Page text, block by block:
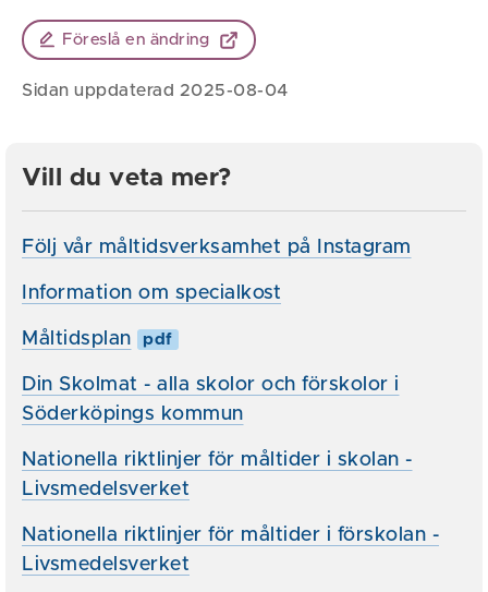
Föreslå en ändring
Sidan uppdaterad 2025-08-04
Vill du veta mer?
Följ vår måltidsverksamhet på Instagram
Information om specialkost
Måltidsplan pdf
Din Skolmat - alla skolor och förskolor i
Söderköpings kommun
Nationella riktlinjer för måltider i skolan -
Livsmedelsverket
Nationella riktlinjer för måltider i förskolan -
Livsmedelsverket